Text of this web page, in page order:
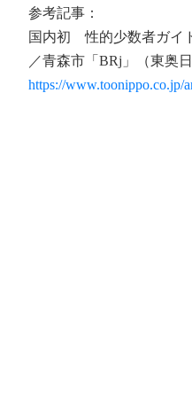
参考記事：
国内初 性的少数者ガイ
／青森市「BRj」（東奥日
https://www.toonippo.co.jp/